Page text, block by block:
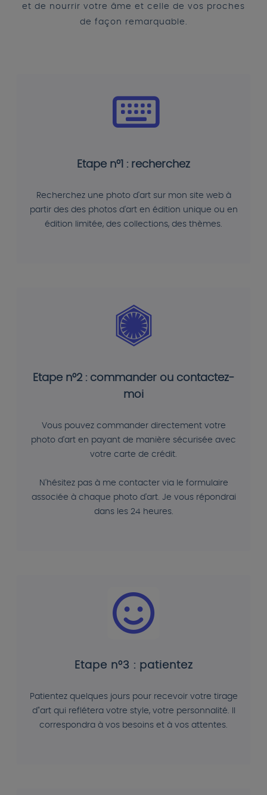
et de nourrir votre âme et celle de vos proches
de façon remarquable.
Etape n°1 : recherchez
Recherchez une photo d'art sur mon site web à
partir des des photos d'art en édition unique ou en
édition limitée, des collections, des thèmes.
Etape n°2 : commander ou contactez-
moi
Vous pouvez commander directement votre
photo d'art en payant de manière sécurisée avec
votre carte de crédit.
N'hésitez pas à me contacter via le formulaire
associée à chaque photo d'art. Je vous répondrai
dans les 24 heures.
Etape n°3 : patientez
Patientez quelques jours pour recevoir votre tirage
d"art qui reflétera votre style, votre personnalité. Il
correspondra à vos besoins et à vos attentes.